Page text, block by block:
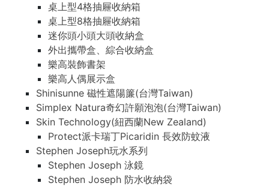
桌上型4格抽屜收納箱
桌上型8格抽屜收納箱
迷你頭小頭大頭收納盒
外出攜帶盒、綜合收納盒
樂高裝飾書架
樂高人偶展示盒
Shinisunne 磁性遮陽簾(台灣Taiwan)
Simplex Natura奇幻許願泡泡(台灣Taiwan)
Skin Technology(紐西蘭New Zealand)
Protect派卡瑞丁Picaridin 長效防蚊液
Stephen Joseph玩水系列
Stephen Joseph 泳鏡
Stephen Joseph 防水收納袋